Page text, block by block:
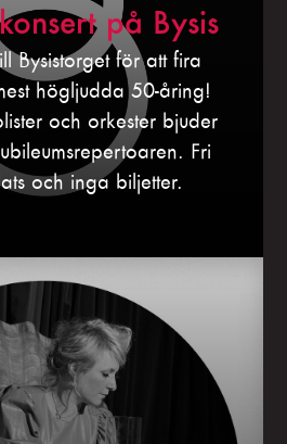
på Bysis
Bysistorget för att fira
högljudda 50-åring!
och orkester bjuder
Fri
och inga biljetter.